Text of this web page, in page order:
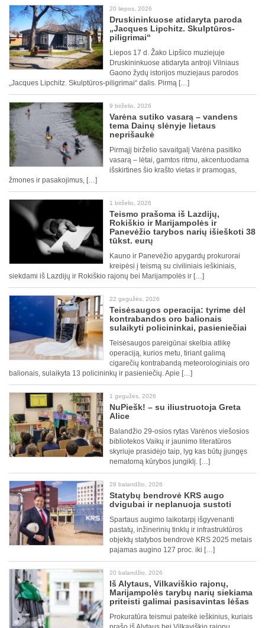
20 liepos, 2026
Druskininkuose atidaryta paroda
„Jacques Lipchitz. Skulptūros-
piligrimai“
Liepos 17 d. Žako Lipšico muziejuje
Druskininkuose atidaryta antroji Vilniaus
Gaono žydų istorijos muziejaus parodos
„Jacques Lipchitz. Skulptūros-piligrimai“ dalis. Pirmą […]
9 birželio, 2026
Varėna sutiko vasarą – vandens
tema Dainų slėnyje lietaus
neprišaukė
Pirmąjį birželio savaitgalį Varėna pasitiko
vasarą – lėtai, gamtos ritmu, akcentuodama
išskirtines šio krašto vietas ir pramogas,
žmones ir pasakojimus, […]
1 birželio, 2026
Teismo prašoma iš Lazdijų,
Rokiškio ir Marijampolės ir
Panevėžio tarybos narių išieškoti 38
tūkst. eurų
Kauno ir Panevėžio apygardų prokurorai
kreipėsi į teismą su civiliniais ieškiniais,
siekdami iš Lazdijų ir Rokiškio rajonų bei Marijampolės ir […]
22 gegužės, 2026
Teisėsaugos operacija: tyrime dėl
kontrabandos oro balionais
sulaikyti policininkai, pasieniečiai
Teisėsaugos pareigūnai skelbia atlikę
operaciją, kurios metu, tiriant galimą
cigarečių kontrabandą meteorologiniais oro
balionais, sulaikyta 13 policininkų ir pasieniečių. Apie […]
1 gegužės, 2026
NuPiešk! – su iliustruotoja Greta
Alice
Balandžio 29-osios rytas Varėnos viešosios
bibliotekos Vaikų ir jaunimo literatūros
skyriuje prasidėjo taip, lyg kas būtų įjungęs
nematomą kūrybos jungiklį. […]
28 balandžio, 2026
Statybų bendrovė KRS augo
dvigubai ir neplanuoja sustoti
Spartaus augimo laikotarpį išgyvenanti
pastatų, inžinerinių tinklų ir infrastruktūros
objektų statybos bendrovė KRS 2025 metais
pajamas augino 127 proc. iki […]
20 balandžio, 2026
Iš Alytaus, Vilkaviškio rajonų,
Marijampolės tarybų narių siekiama
priteisti galimai pasisavintas lėšas
Prokuratūra teismui pateikė ieškinius, kuriais